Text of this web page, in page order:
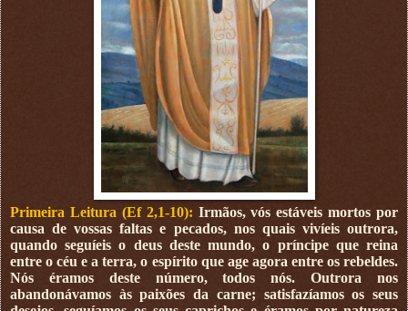
Primeira Leitura (Ef 2,1-10): Irmãos, vós estáveis mortos por
causa de vossas faltas e pecados, nos quais vivíeis outrora,
quando seguíeis o deus deste mundo, o príncipe que reina
entre o céu e a terra, o espírito que age agora entre os rebeldes.
Nós éramos deste número, todos nós. Outrora nos
abandonávamos às paixões da carne; satisfazíamos os seus